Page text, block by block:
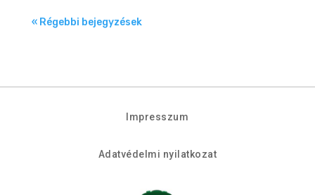
« Régebbi bejegyzések
Impresszum
Adatvédelmi nyilatkozat